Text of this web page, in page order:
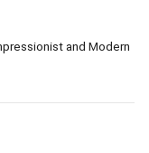
and Modern